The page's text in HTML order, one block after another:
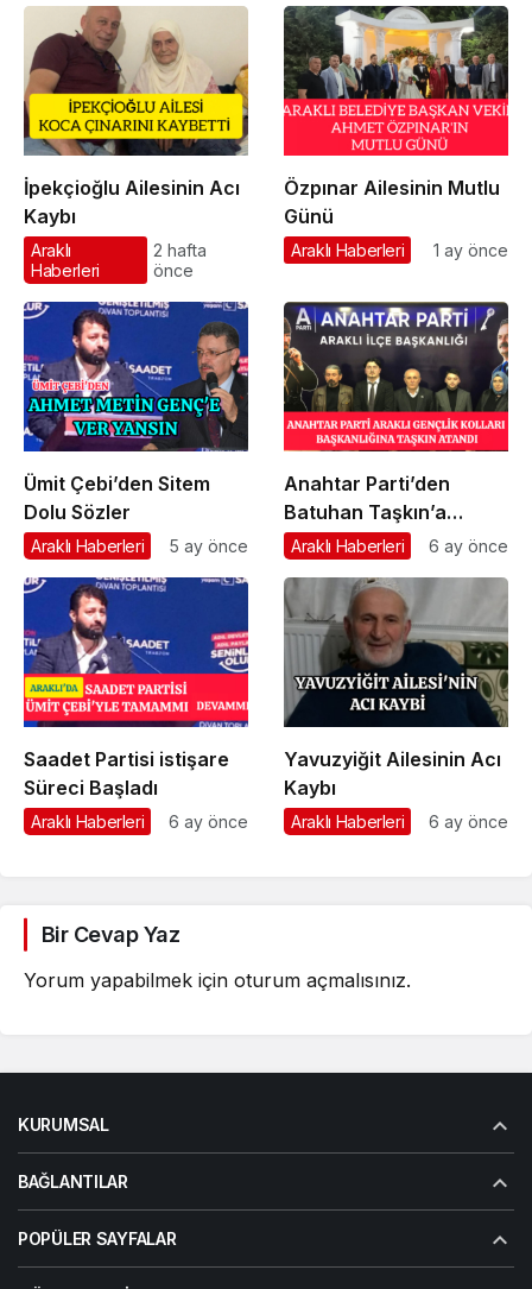
İpekçioğlu Ailesinin Acı
Kaybı
Araklı
Haberleri
2 hafta
önce
Özpınar Ailesinin Mutlu
Günü
Araklı Haberleri 1 ay önce
Ümit Çebi’den Sitem
Dolu Sözler
Araklı Haberleri 5 ay önce
Anahtar Parti’den
Batuhan Taşkın’a
Önemli Görev
Araklı Haberleri 6 ay önce
Saadet Partisi istişare
Süreci Başladı
Araklı Haberleri 6 ay önce
Yavuzyiğit Ailesinin Acı
Kaybı
Araklı Haberleri 6 ay önce
Bir Cevap Yaz
Yorum yapabilmek için oturum açmalısınız.
KURUMSAL
BAĞLANTILAR
POPÜLER SAYFALAR